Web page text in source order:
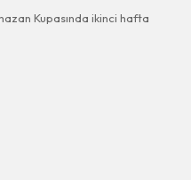
Kupasında ikinci hafta